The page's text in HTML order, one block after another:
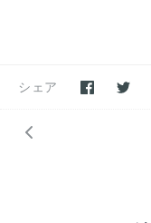
シェア